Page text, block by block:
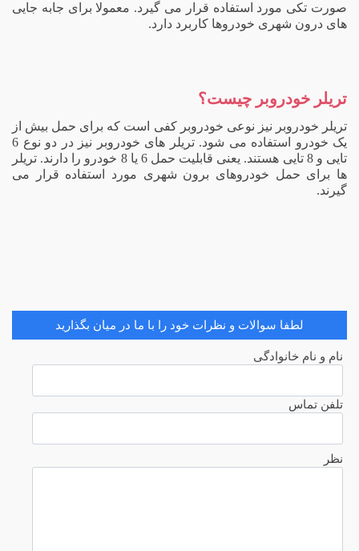
صورت تکی مورد استفاده قرار می گیرد. معمولا برای جابه جایی
های درون شهری خودروها کاربرد دارد.
تریلر خودروبر چیست؟
تریلر خودروبر نیز نوعی خودروبر کفی است که برای حمل بیش از
یک خودرو استفاده می شود. تریلر های خودروبر نیز در دو نوع 6
تایی و 8 تایی هستند. یعنی قابلیت حمل 6 یا 8 خودرو را دارند. تریلر
ها برای حمل خودروهای برون شهری مورد استفاده قرار می
گیرند.
لطفا سوالات و نظرات خود را با ما در میان بگذارید
نام و نام خانوادگی
تلفن تماس
نظر